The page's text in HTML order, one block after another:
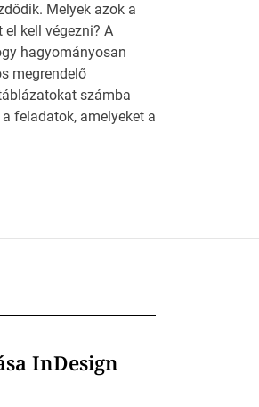
Melyek azok a
kell végezni? A
hagyományosan
megrendelő
számba
feladatok, amelyeket a
InDesign